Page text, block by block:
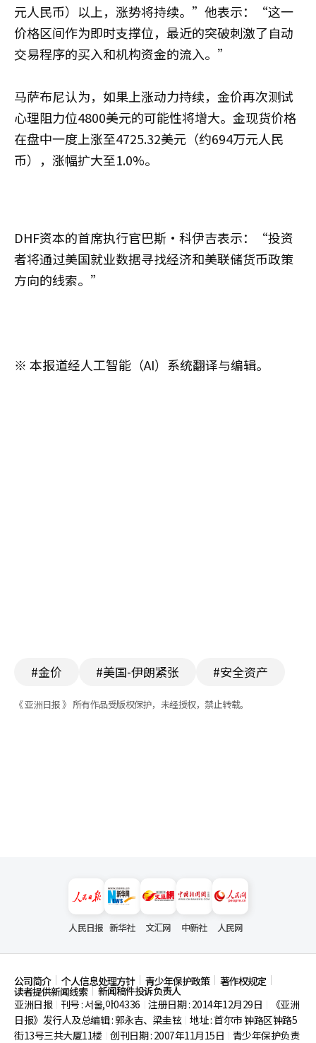
元人民币）以上，涨势将持续。”他表示：“这一
价格区间作为即时支撑位，最近的突破刺激了自动
交易程序的买入和机构资金的流入。”
马萨布尼认为，如果上涨动力持续，金价再次测试
心理阻力位4800美元的可能性将增大。金现货价格
在盘中一度上涨至4725.32美元（约694万元人民
币），涨幅扩大至1.0%。
DHF资本的首席执行官巴斯·科伊吉表示：“投资
者将通过美国就业数据寻找经济和美联储货币政策
方向的线索。”
※ 本报道经人工智能（AI）系统翻译与编辑。
#金价 #美国-伊朗紧张 #安全资产
《 亚洲日报 》 所有作品受版权保护，未经授权，禁止转载。
人民日报 新华社 文汇网 中新社 人民网
公司简介 个人信息处理方针 青少年保护政策 著作权规定
读者提供新闻线索
新闻稿件投诉负责人
亚洲日报
刊号 : 서울,아04336 注册日期 : 2014年12月29日
《亚洲
日报》发行人及总编辑 : 郭永吉、梁圭铉 地址 : 首尔市钟路区钟路5
街13号三共大厦11楼 创刊日期 : 2007年11月15日 青少年保护负责